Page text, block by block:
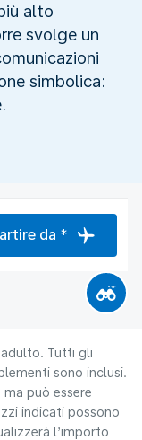
alto
svolge un
simbolica:
da *
Tutti gli
sono inclusi.
può essere
indicati possono
l’importo